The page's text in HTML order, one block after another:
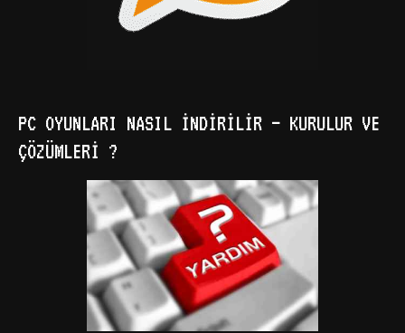
PC OYUNLARI NASIL İNDIRILIR – KURULUR VE
ÇÖZÜMLERI ?